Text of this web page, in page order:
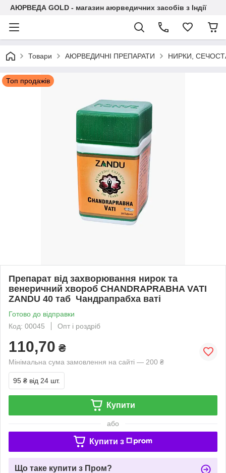
АЮРВЕДА GOLD - магазин аюрведичних засобів з Індії
Товари АЮРВЕДИЧНІ ПРЕПАРАТИ НИРКИ,
Топ продажів
Препарат від захворювання нирок та
венеричний хвороб CHANDRAPRABHA VATI
ZANDU 40 таб Чандрапрабха ваті
Готово до відправки
Код: 00045
Опт і роздріб
110,70 ₴
Мінімальна сума замовлення на сайті — 200 ₴
95 ₴ від 24 шт.
Купити
або
Купити з
Що таке купити з Пром?